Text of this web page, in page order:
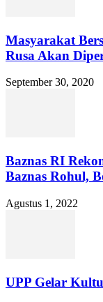
Masyarakat
Rusa Akan
September 30, 2020
Baznas RI
Baznas Rohul,
Agustus 1, 2022
UPP Gelar